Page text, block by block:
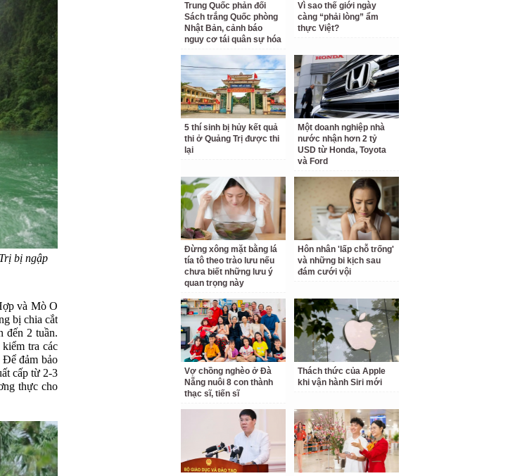
bị ngập
và Mò O
bị chia cắt
đến 2 tuần.
tra các
Để đảm bảo
cấp từ 2-3
thực cho
Trung Quốc phản đối
Sách trắng Quốc phòng
Nhật Bản, cảnh báo
nguy cơ tái quân sự hóa
Vì sao thế giới ngày
càng “phải lòng” ẩm
thực Việt?
5 thí sinh bị hủy kết quả
thi ở Quảng Trị được thi
lại
Một doanh nghiệp nhà
nước nhận hơn 2 tỷ
USD từ Honda, Toyota
và Ford
Đừng xông mặt bằng lá
tía tô theo trào lưu nếu
chưa biết những lưu ý
quan trọng này
Hôn nhân 'lấp chỗ trống'
và những bi kịch sau
đám cưới vội
Vợ chồng nghèo ở Đà
Nẵng nuôi 8 con thành
thạc sĩ, tiến sĩ
Thách thức của Apple
khi vận hành Siri mới